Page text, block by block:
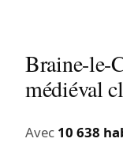
Braine-le-
médiéval
Avec 10 638